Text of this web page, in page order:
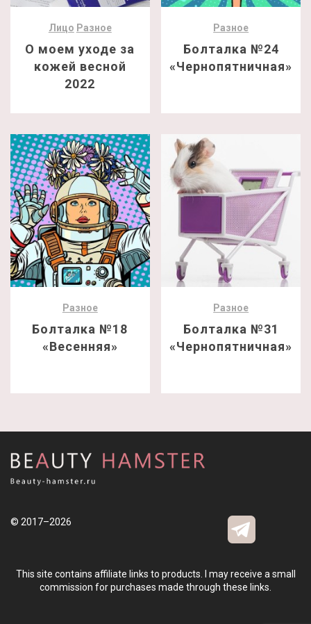
Лицо Разное
О моем уходе за
кожей весной
2022
Разное
Болталка №24
«Чернопятничная»
Разное
Болталка №18
«Весенняя»
Разное
Болталка №31
«Чернопятничная»
© 2017–2026
This site contains affiliate links to products. I may receive a small
commission for purchases made through these links.